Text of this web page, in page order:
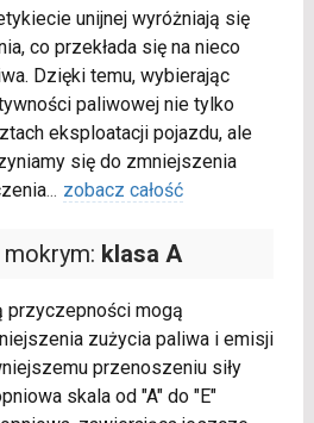
unijnej wyróżniają się
co przekłada się na nieco
Dzięki temu, wybierając
paliwowej nie tylko
eksploatacji pojazdu, ale
się do zmniejszenia
... zobacz całość
klasa A
przyczepności mogą
zużycia paliwa i emisji
przenoszeniu siły
skala od "A" do "E"